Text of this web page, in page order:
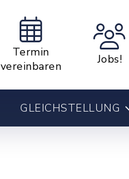
Termin
vereinbaren
Jobs!
GLEICHSTELLUNG